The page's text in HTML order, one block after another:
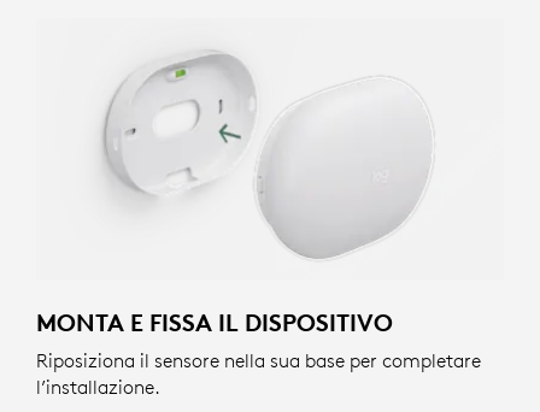
MONTA E FISSA IL DISPOSITIVO
Riposiziona il sensore nella sua base per completare
l’installazione.